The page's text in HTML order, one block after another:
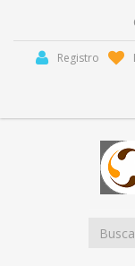
Registro